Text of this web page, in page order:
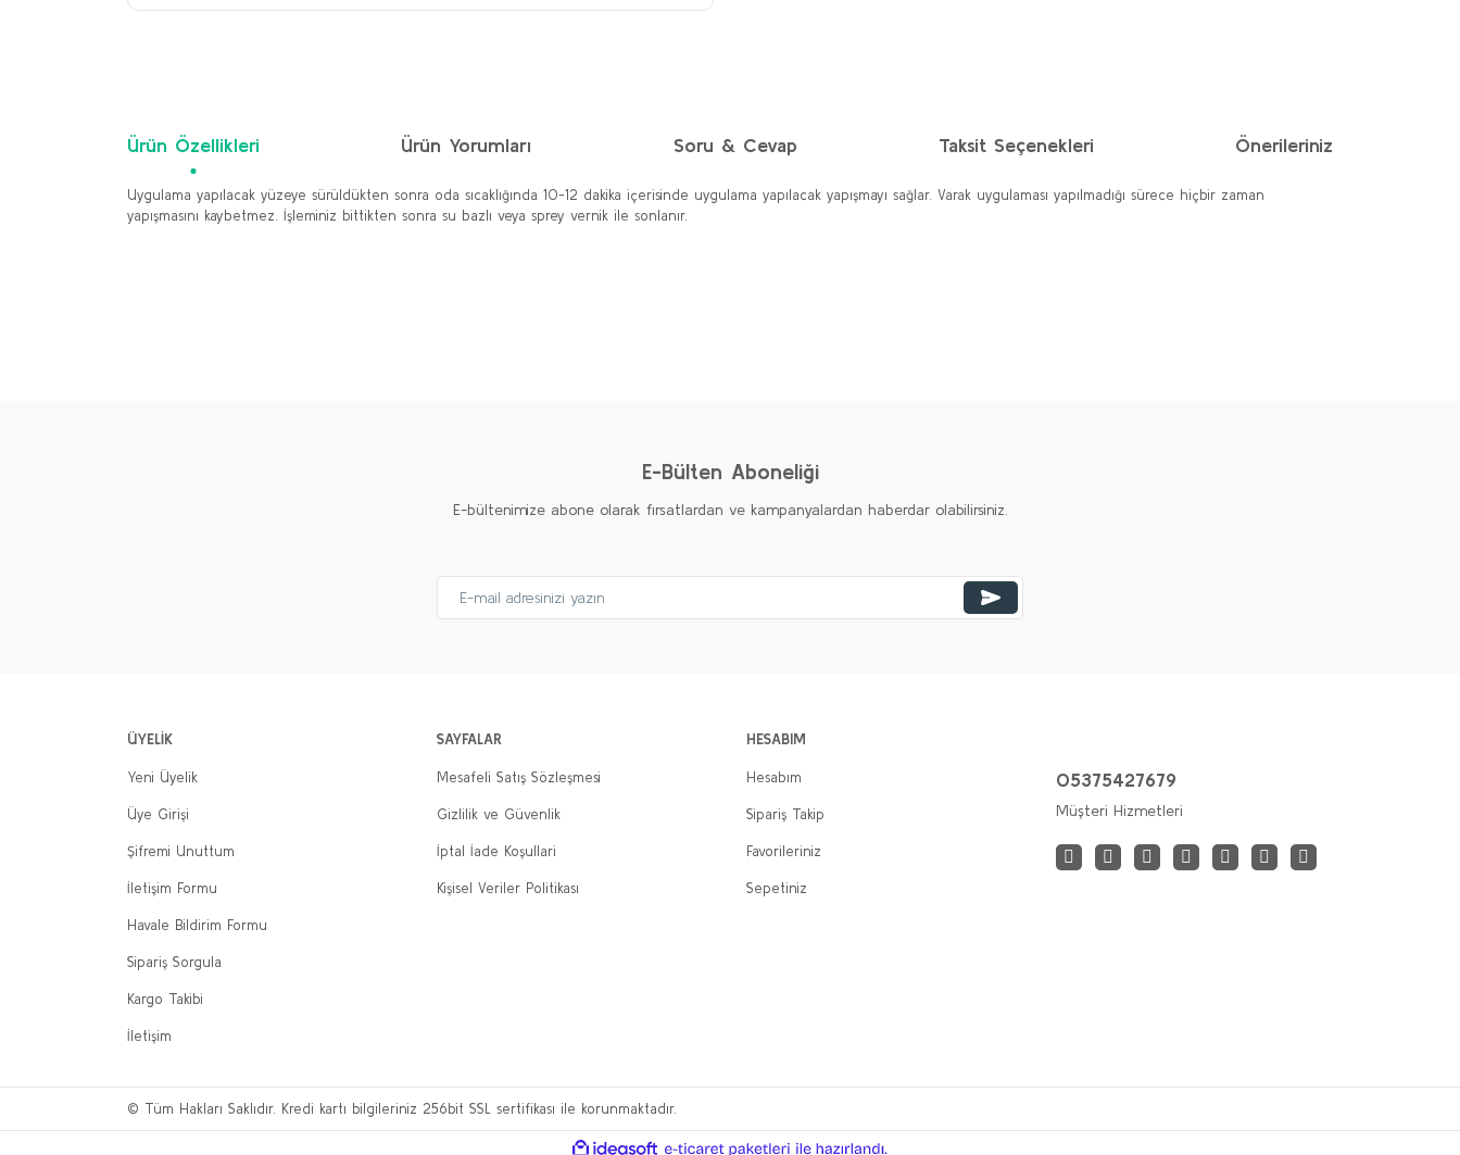
Ürün Özellikleri Ürün Yorumları Soru & Cevap Taksit Seçenekleri Önerileriniz
Uygulama yapılacak yüzeye sürüldükten sonra oda sıcaklığında 10-12 dakika içerisinde uygulama yapılacak yapışmayı sağlar. Varak uygulaması yapılmadığı sürece hiçbir zaman
yapışmasını kaybetmez. İşleminiz bittikten sonra su bazlı veya sprey vernik ile sonlanır.
E-Bülten Aboneliği
E-bültenimize abone olarak fırsatlardan ve kampanyalardan haberdar olabilirsiniz.
ÜYELİK
Yeni Üyelik
Üye Girişi
Şifremi Unuttum
İletişim Formu
Havale Bildirim Formu
Sipariş Sorgula
Kargo Takibi
İletişim
SAYFALAR
Mesafeli Satış Sözleşmesi
Gizlilik ve Güvenlik
İptal İade Koşullari
Kişisel Veriler Politikası
HESABIM
Hesabım
Sipariş Takip
Favorileriniz
Sepetiniz
05375427679
Müşteri Hizmetleri
© Tüm Hakları Saklıdır. Kredi kartı bilgileriniz 256bit SSL sertifikası ile korunmaktadır.
ideasoft e-